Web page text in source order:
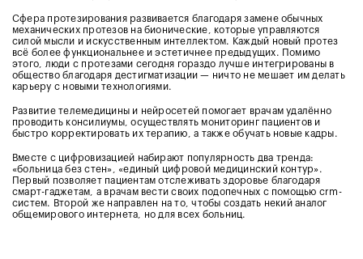
Сфера протезирования развивается благодаря замене обычных
механических протезов на бионические, которые управляются
силой мысли и искусственным интеллектом. Каждый новый протез
всё более функциональнее и эстетичнее предыдущих. Помимо
этого, люди с протезами сегодня гораздо лучше интегрированы в
общество благодаря дестигматизации — ничто не мешает им делать
карьеру с новыми технологиями.
Развитие телемедицины и нейросетей помогает врачам удалённо
проводить консилиумы, осуществлять мониторинг пациентов и
быстро корректировать их терапию, а также обучать новые кадры.
Вместе с цифровизацией набирают популярность два тренда:
«больница без стен», «единый цифровой медицинский контур».
Первый позволяет пациентам отслеживать здоровье благодаря
смарт-гаджетам, а врачам вести своих подопечных с помощью crm-
систем. Второй же направлен на то, чтобы создать некий аналог
общемирового интернета, но для всех больниц.